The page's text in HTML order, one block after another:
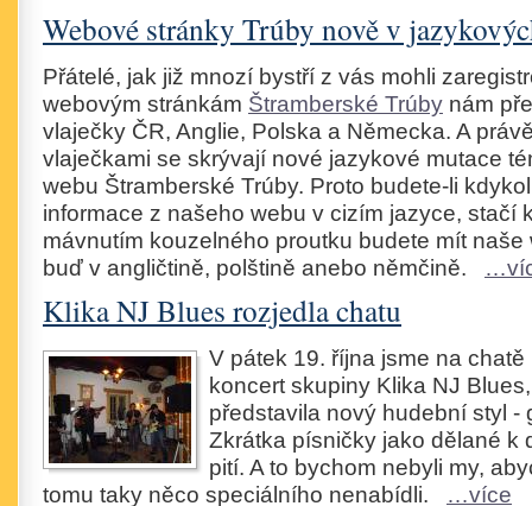
Webové stránky Trúby nově v
Přátelé, jak již mnozí bystří z vás mohli
webovým stránkám Štramberské Trúby nám
vlaječky ČR, Anglie, Polska a Německa. A
vlaječkami se skrývají nové jazykové mutace
webu Štramberské Trúby. Proto budete-li
informace z našeho webu v cizím jazyce, stačí
mávnutím kouzelného proutku budete mít naše
buď v angličtině, polštině anebo němčině.
Klika NJ Blues rozjedla chatu
V pátek 19. října jsme na chatě
koncert skupiny Klika NJ
představila nový hudební styl -
Zkrátka písničky jako dělané k
pití. A to bychom nebyli my,
tomu taky něco speciálního nenabídli. …více